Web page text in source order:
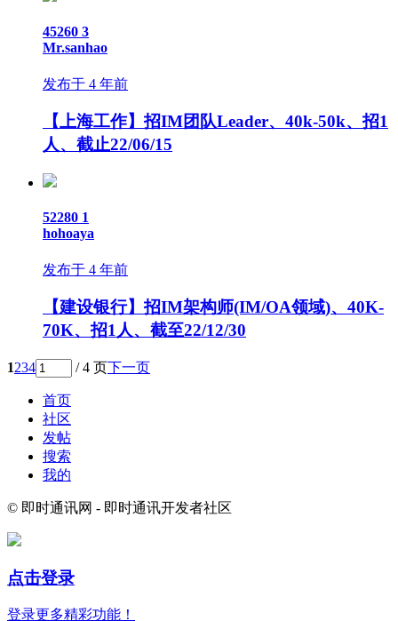
45260 3
Mr.sanhao
发布于 4 年前
【上海工作】招IM团队Leader、40k-50k、招1
人、截止22/06/15
52280 1
hohoaya
发布于 4 年前
【建设银行】招IM架构师(IM/OA领域)、40K-
70K、招1人、截至22/12/30
1234 / 4 页下一页
首页
社区
发帖
搜索
我的
© 即时通讯网 - 即时通讯开发者社区
点击登录
登录更多精彩功能！